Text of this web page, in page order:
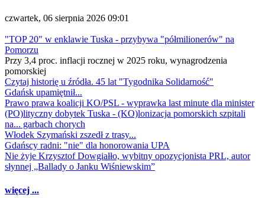
czwartek, 06 sierpnia 2026 09:01
"TOP 20" w enklawie Tuska - przybywa "półmilionerów" na
Pomorzu
Przy 3,4 proc. inflacji rocznej w 2025 roku, wynagrodzenia
pomorskiej
Czytaj historię u źródła. 45 lat "Tygodnika Solidarność"
Gdańsk upamiętnił...
Prawo prawa koalicji KO/PSL - wyprawka last minute dla minister
(PO)lityczny dobytek Tuska - (KO)lonizacja pomorskich szpitali
na... garbach chorych
Włodek Szymański zszedł z trasy...
Gdańscy radni: "nie" dla honorowania UPA
Nie żyje Krzysztof Dowgiałło, wybitny opozycjonista PRL, autor
słynnej „Ballady o Janku Wiśniewskim”
więcej ...